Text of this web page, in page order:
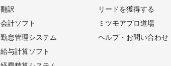
翻訳
会計ソフト
勤怠管理システム
給与計算ソフト
リードを獲得する
ミツモアプロ道場
ヘルプ・お問い合わせ